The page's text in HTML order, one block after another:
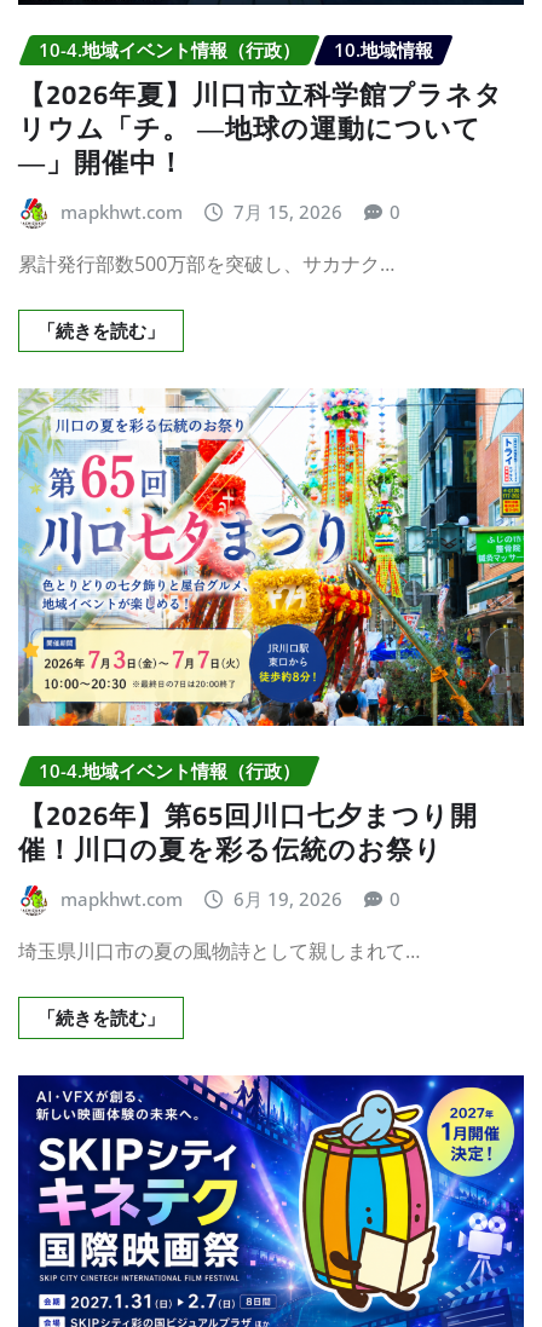
10-4.地域イベント情報（行政） 10.地域情報
【2026年夏】川口市立科学館プラネタ
リウム「チ。 ―地球の運動について
―」開催中！
mapkhwt.com 7月 15, 2026 0
累計発行部数500万部を突破し、サカナク…
「続きを読む」
10-4.地域イベント情報（行政）
【2026年】第65回川口七夕まつり開
催！川口の夏を彩る伝統のお祭り
mapkhwt.com 6月 19, 2026 0
埼玉県川口市の夏の風物詩として親しまれて…
「続きを読む」